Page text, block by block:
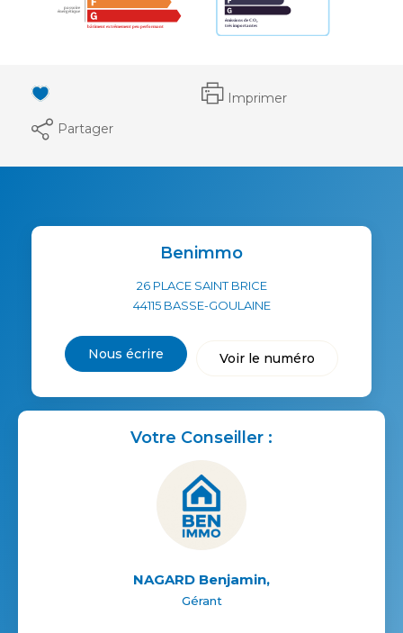
Imprimer
Partager
Benimmo
26 PLACE SAINT BRICE
44115 BASSE-GOULAINE
Nous écrire Voir le numéro
Votre Conseiller :
NAGARD Benjamin,
Gérant